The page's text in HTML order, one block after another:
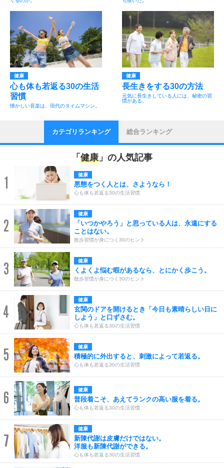
健康
心も体も若返る30の生活
習慣
懐かしい音楽は、現代のタイムマシン。
健康
長生きをする30の方法
元気に長生きしている人には、秘密の習
慣がある。
カテゴリランキング 総合ランキング
「 健康 」の人気記事
1 健康
悪態をつく人とは、さようなら！
心も体も若返る30の生活習慣
2
健康
「いつかやろう」と思っている人は、永遠にする
ことはない。
散歩習慣が身につく30のヒント
3 健康
くよくよ悩む暇があるなら、とにかく歩こう。
散歩習慣が身につく30のヒント
4
健康
玄関のドアを開けるとき「今日も素晴らしい日に
しよう」と口ずさむ。
心も体も若返る30の生活習慣
5 健康
積極的に外出すると、刺激によって若返る。
心も体も若返る30の生活習慣
6 健康
普段着こそ、あえてランクの高い服を着る。
心も体も若返る30の生活習慣
7
健康
新陳代謝は皮膚だけではない。
洋服も新陳代謝ができる。
心も体も若返る30の生活習慣